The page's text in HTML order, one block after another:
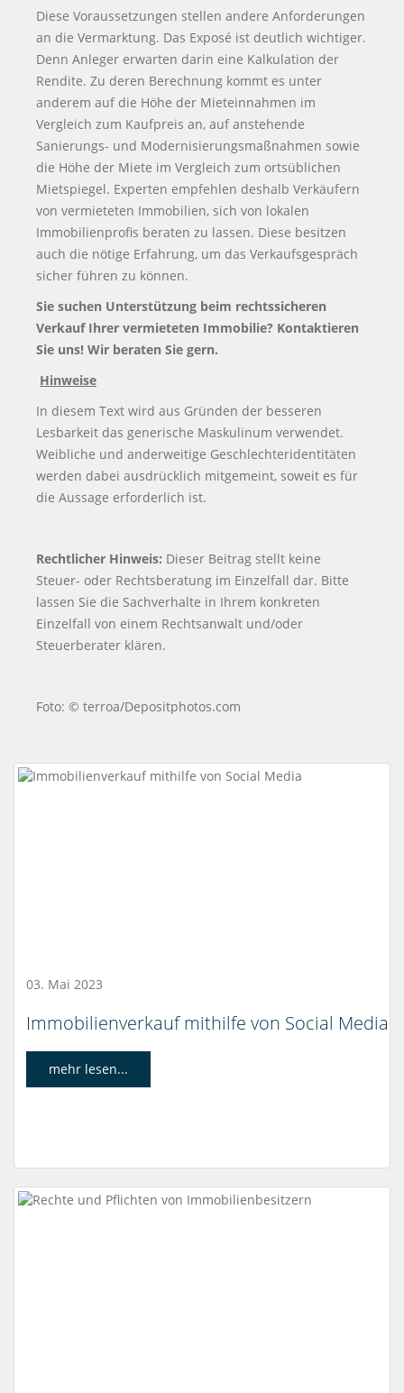
Diese Voraussetzungen stellen andere Anforderungen
an die Vermarktung. Das Exposé ist deutlich wichtiger.
Denn Anleger erwarten darin eine Kalkulation der
Rendite. Zu deren Berechnung kommt es unter
anderem auf die Höhe der Mieteinnahmen im
Vergleich zum Kaufpreis an, auf anstehende
Sanierungs- und Modernisierungsmaßnahmen sowie
die Höhe der Miete im Vergleich zum ortsüblichen
Mietspiegel. Experten empfehlen deshalb Verkäufern
von vermieteten Immobilien, sich von lokalen
Immobilienprofis beraten zu lassen. Diese besitzen
auch die nötige Erfahrung, um das Verkaufsgespräch
sicher führen zu können.
Sie suchen Unterstützung beim rechtssicheren
Verkauf Ihrer vermieteten Immobilie? Kontaktieren
Sie uns! Wir beraten Sie gern.
Hinweise
In diesem Text wird aus Gründen der besseren
Lesbarkeit das generische Maskulinum verwendet.
Weibliche und anderweitige Geschlechteridentitäten
werden dabei ausdrücklich mitgemeint, soweit es für
die Aussage erforderlich ist.
Rechtlicher Hinweis: Dieser Beitrag stellt keine
Steuer- oder Rechtsberatung im Einzelfall dar. Bitte
lassen Sie die Sachverhalte in Ihrem konkreten
Einzelfall von einem Rechtsanwalt und/oder
Steuerberater klären.
Foto: © terroa/Depositphotos.com
03. Mai 2023
Immobilienverkauf mithilfe von Social Media
mehr lesen...